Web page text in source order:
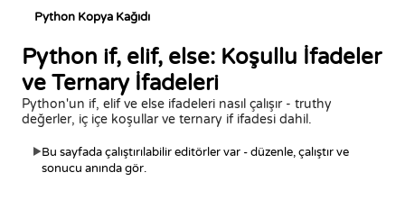
Python Kopya Kağıdı
Python if, elif, else: Koşullu İfadeler
ve Ternary İfadeleri
Python'un if, elif ve else ifadeleri nasıl çalışır - truthy
değerler, iç içe koşullar ve ternary if ifadesi dahil.
▶Bu sayfada çalıştırılabilir editörler var - düzenle, çalıştır ve
sonucu anında gör.